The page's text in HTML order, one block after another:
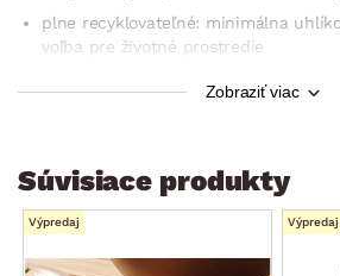
plne recyklovateľné: minimálna
voľba pre životné prostredie
Zobraziť viac
Súvisiace produkty
Výpredaj Výpredaj